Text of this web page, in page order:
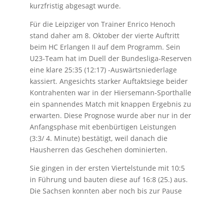
kurzfristig abgesagt wurde.
Für die Leipziger von Trainer Enrico Henoch
stand daher am 8. Oktober der vierte Auftritt
beim HC Erlangen II auf dem Programm. Sein
U23-Team hat im Duell der Bundesliga-Reserven
eine klare 25:35 (12:17) -Auswärtsniederlage
kassiert. Angesichts starker Auftaktsiege beider
Kontrahenten war in der Hiersemann-Sporthalle
ein spannendes Match mit knappen Ergebnis zu
erwarten. Diese Prognose wurde aber nur in der
Anfangsphase mit ebenbürtigen Leistungen
(3:3/ 4. Minute) bestätigt, weil danach die
Hausherren das Geschehen dominierten.
Sie gingen in der ersten Viertelstunde mit 10:5
in Führung und bauten diese auf 16:8 (25.) aus.
Die Sachsen konnten aber noch bis zur Pause